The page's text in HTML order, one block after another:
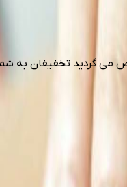
می گردید تخفیفان به